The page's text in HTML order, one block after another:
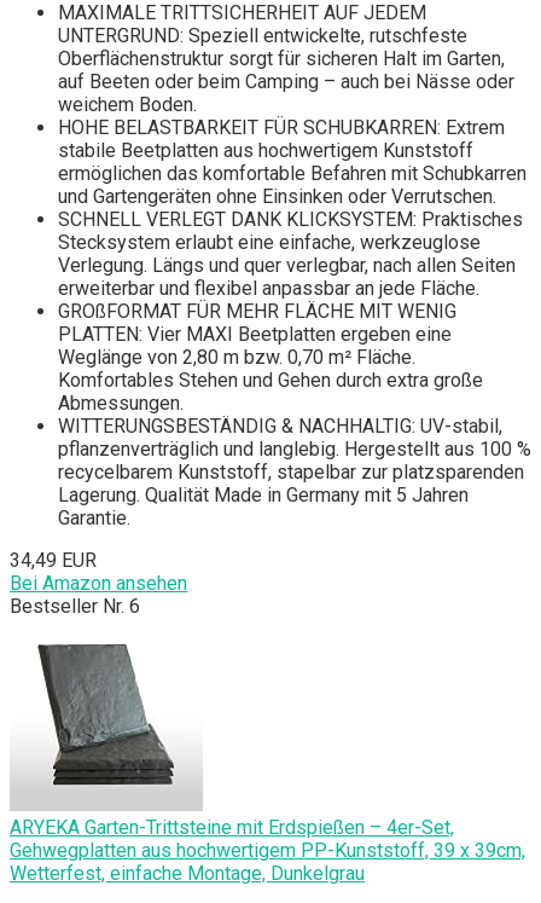
MAXIMALE TRITTSICHERHEIT AUF JEDEM
UNTERGRUND: Speziell entwickelte, rutschfeste
Oberflächenstruktur sorgt für sicheren Halt im Garten,
auf Beeten oder beim Camping – auch bei Nässe oder
weichem Boden.
HOHE BELASTBARKEIT FÜR SCHUBKARREN: Extrem
stabile Beetplatten aus hochwertigem Kunststoff
ermöglichen das komfortable Befahren mit Schubkarren
und Gartengeräten ohne Einsinken oder Verrutschen.
SCHNELL VERLEGT DANK KLICKSYSTEM: Praktisches
Stecksystem erlaubt eine einfache, werkzeuglose
Verlegung. Längs und quer verlegbar, nach allen Seiten
erweiterbar und flexibel anpassbar an jede Fläche.
GROßFORMAT FÜR MEHR FLÄCHE MIT WENIG
PLATTEN: Vier MAXI Beetplatten ergeben eine
Weglänge von 2,80 m bzw. 0,70 m² Fläche.
Komfortables Stehen und Gehen durch extra große
Abmessungen.
WITTERUNGSBESTÄNDIG & NACHHALTIG: UV-stabil,
pflanzenverträglich und langlebig. Hergestellt aus 100 %
recycelbarem Kunststoff, stapelbar zur platzsparenden
Lagerung. Qualität Made in Germany mit 5 Jahren
Garantie.
34,49 EUR
Bei Amazon ansehen
Bestseller Nr. 6
ARYEKA Garten-Trittsteine mit Erdspießen – 4er-Set,
Gehwegplatten aus hochwertigem PP-Kunststoff, 39 x 39cm,
Wetterfest, einfache Montage, Dunkelgrau